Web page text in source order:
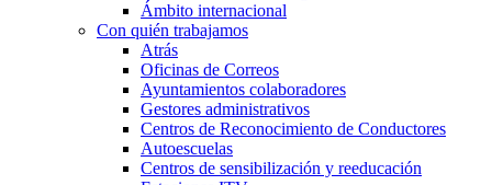
Ámbito internacional
Con quién trabajamos
Atrás
Oficinas de Correos
Ayuntamientos colaboradores
Gestores administrativos
Centros de Reconocimiento de Conductores
Autoescuelas
Centros de sensibilización y reeducación